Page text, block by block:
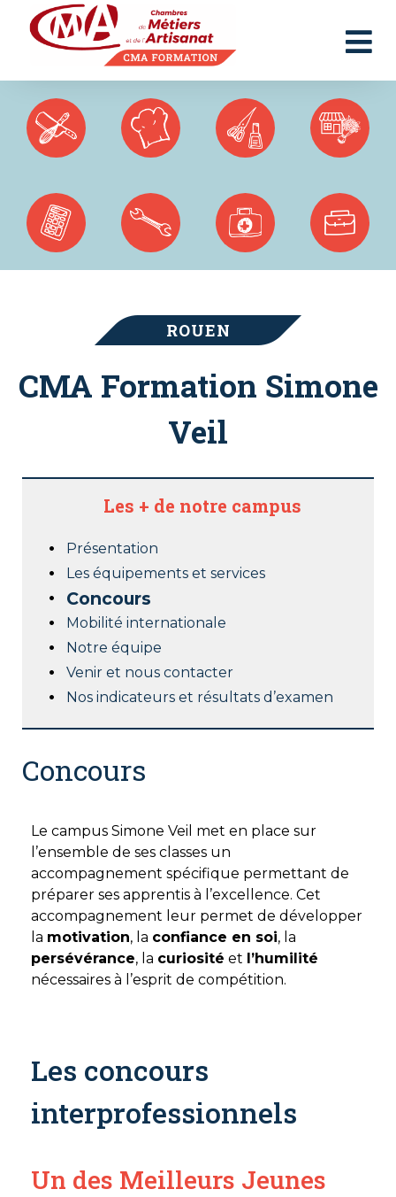
ROUEN
CMA Formation Simone
Veil
Les + de notre campus
Présentation
Les équipements et services
Concours
Mobilité internationale
Notre équipe
Venir et nous contacter
Nos indicateurs et résultats d’examen
Concours
Le campus Simone Veil met en place sur
l’ensemble de ses classes un
accompagnement spécifique permettant de
préparer ses apprentis à l’excellence. Cet
accompagnement leur permet de développer
la motivation, la confiance en soi, la
persévérance, la curiosité et l’humilité
nécessaires à l’esprit de compétition.
Les concours
interprofessionnels
Un des Meilleurs Jeunes
Panneau de gestion des cookies